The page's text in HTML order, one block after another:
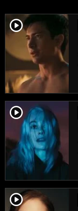
player2
player2
player2